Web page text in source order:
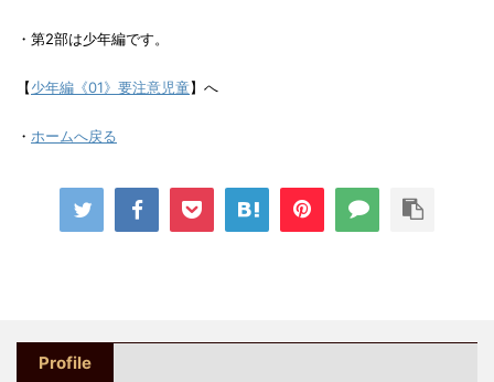
・第2部は少年編です。
【少年編《01》要注意児童】へ
・ ホームへ戻る
Profile